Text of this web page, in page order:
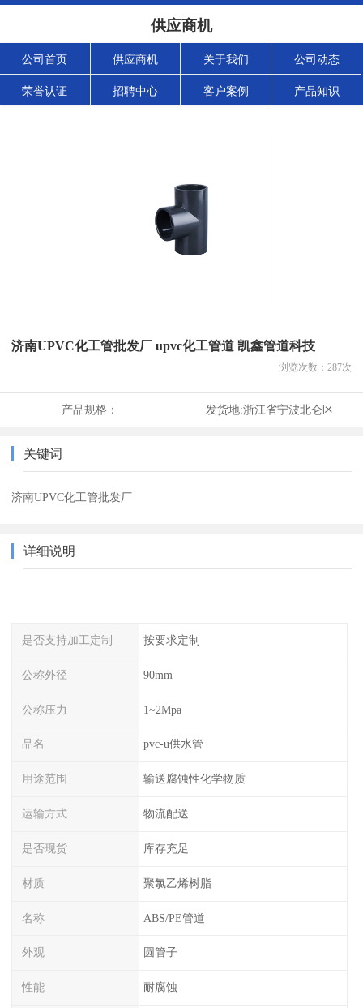
供应商机
公司首页 供应商机 关于我们 公司动态
荣誉认证 招聘中心 客户案例 产品知识
济南UPVC化工管批发厂 upvc化工管道 凯鑫管道科技
浏览次数： 287次
产品规格： 发货地:浙江省宁波北仑区
关键词
济南UPVC化工管批发厂
详细说明
是否支持加工定制 按要求定制
公称外径 90mm
公称压力 1~2Mpa
品名 pvc-u供水管
用途范围 输送腐蚀性化学物质
运输方式 物流配送
是否现货 库存充足
材质 聚氯乙烯树脂
名称 ABS/PE管道
外观 圆管子
性能 耐腐蚀